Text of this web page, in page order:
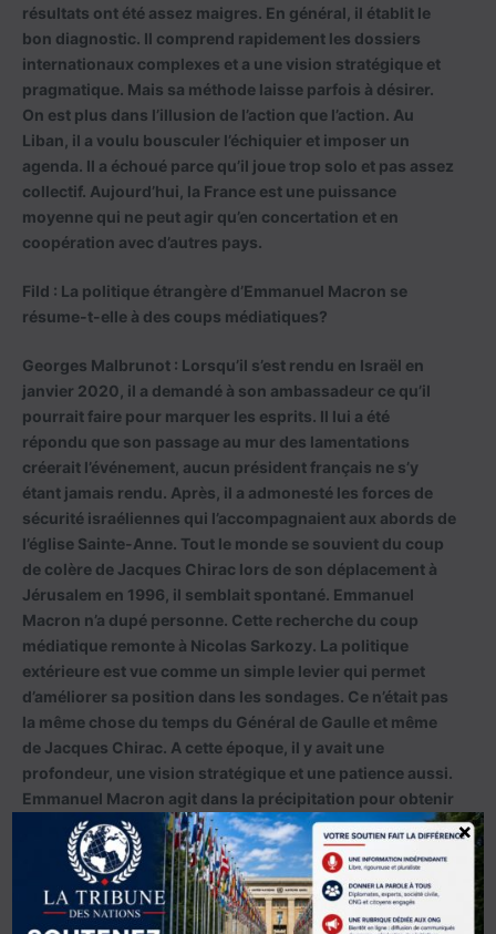
résultats ont été assez maigres. En général, il établit le
bon diagnostic. Il comprend rapidement les dossiers
internationaux complexes et a une vision stratégique et
pragmatique. Mais sa méthode laisse parfois à désirer.
On est plus dans l’illusion de l’action que l’action. Au
Liban, il a voulu bousculer l’échiquier et imposer un
agenda. Il a échoué parce qu’il joue trop solo et pas assez
collectif. Aujourd’hui, la France est une puissance
moyenne qui ne peut agir qu’en concertation et en
coopération avec d’autres pays.
Fild : La politique étrangère d’Emmanuel Macron se
résume-t-elle à des coups médiatiques?
Georges Malbrunot : Lorsqu’il s’est rendu en Israël en
janvier 2020, il a demandé à son ambassadeur ce qu’il
pourrait faire pour marquer les esprits. Il lui a été
répondu que son passage au mur des lamentations
créerait l’événement, aucun président français ne s’y
étant jamais rendu. Après, il a admonesté les forces de
sécurité israéliennes qui l’accompagnaient aux abords de
l’église Sainte-Anne. Tout le monde se souvient du coup
de colère de Jacques Chirac lors de son déplacement à
Jérusalem en 1996, il semblait spontané. Emmanuel
Macron n’a dupé personne. Cette recherche du coup
médiatique remonte à Nicolas Sarkozy. La politique
extérieure est vue comme un simple levier qui permet
d’améliorer sa position dans les sondages. Ce n’était pas
la même chose du temps du Général de Gaulle et même
de Jacques Chirac. A cette époque, il y avait une
profondeur, une vision stratégique et une patience aussi.
Emmanuel Macron agit dans la précipitation pour obtenir
des résultats rapidement. Au Moyen-Orient en
particulier, il faut du temps.
Fild : Qu’est-ce qu’il lui a manqué ?
×